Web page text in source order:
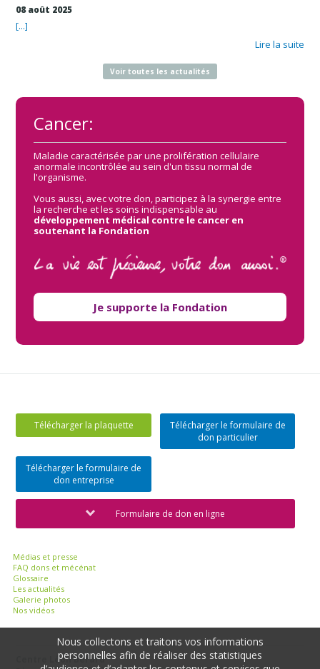
08 août 2025
[...]
Lire la suite
Voir toutes les actualités
Cancer:
Maladie caractérisée par une prolifération cellulaire
anormale incontrôlée au sein d'un tissu normal de
l'organisme.
Vous aussi, avec votre don, participez à la synergie entre
la recherche et les soins indispensable au
développement médical contre le cancer en
soutenant la Fondation
Je supporte la Fondation
Télécharger la plaquette
Télécharger le formulaire de
don particulier
Télécharger le formulaire de
don entreprise
Formulaire de don en ligne
Médias et presse
FAQ dons et mécénat
Glossaire
Les actualités
Galerie photos
Nos vidéos
Centre Léon Bérard
Nous collectons et traitons vos informations
personnelles afin de réaliser des statistiques